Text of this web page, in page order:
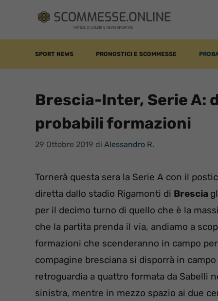
contenuto
SPORT NEWS PRONOSTICI E SCOMMESSE
Brescia-Inter, Serie A:
probabili formazioni
29 Ottobre 2019 di Alessandro R.
Tornerà questa sera la Serie A con il
diretta dallo stadio Rigamonti di Brescia
per il decimo turno di quello che è la
che la partita prenda il via, andiamo a
formazioni che scenderanno in campo
compagine bresciana si disporrà in
retroguardia a quattro formata da Sabelli
sinistra, mentre in mezzo spazio ai due